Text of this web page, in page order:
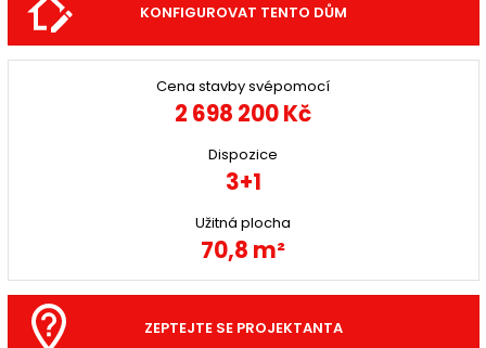
KONFIGUROVAT TENTO DŮM
Cena stavby svépomocí
2 698 200 Kč
Dispozice
3+1
Užitná plocha
70,8 m²
ZEPTEJTE SE PROJEKTANTA